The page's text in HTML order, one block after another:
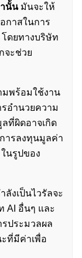
านั้นมันจะให้
กาสในการ
ดยทางบริษัท
จะช่วย
มพร้อมใช้งาน
อำนวยความ
ที่ผิดอาจเกิด
ารลงทุนมูลค่า
นรูปของ
ลังเป็นไวรัลจะ
AI อื่นๆ และ
ประมวลผล
ที่มีค่าเพื่อ